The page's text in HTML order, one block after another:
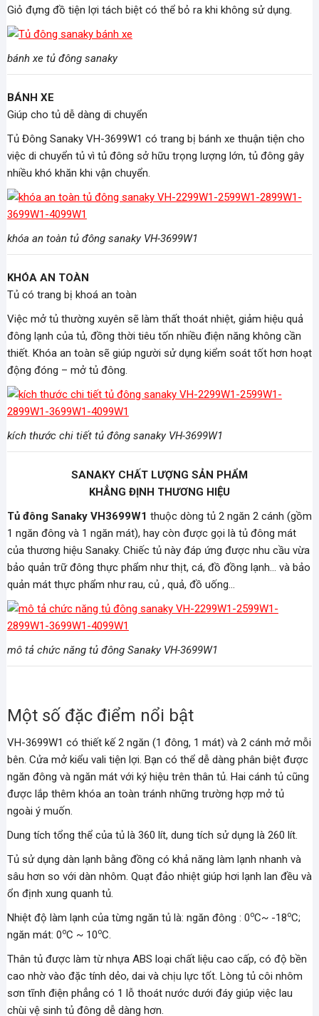
Giỏ đựng đồ tiện lợi tách biệt có thể bỏ ra khi không sử dụng.
bánh xe tủ đông sanaky
BÁNH XE
Giúp cho tủ dễ dàng di chuyển
Tủ Đông Sanaky VH-3699W1 có trang bị bánh xe thuận tiện cho
việc di chuyển tủ vì tủ đông sở hữu trọng lượng lớn, tủ đông gây
nhiều khó khăn khi vận chuyển.
khóa an toàn tủ đông sanaky VH-3699W1
KHÓA AN TOÀN
Tủ có trang bị khoá an toàn
Việc mở tủ thường xuyên sẽ làm thất thoát nhiệt, giảm hiệu quả
đông lạnh của tủ, đồng thời tiêu tốn nhiều điện năng không cần
thiết. Khóa an toàn sẽ giúp người sử dụng kiểm soát tốt hơn hoạt
động đóng – mở tủ đông.
kích thước chi tiết tủ đông sanaky VH-3699W1
SANAKY CHẤT LƯỢNG SẢN PHẨM
KHẲNG ĐỊNH THƯƠNG HIỆU
Tủ đông Sanaky VH3699W1 thuộc dòng tủ 2 ngăn 2 cánh (gồm
1 ngăn đông và 1 ngăn mát), hay còn được gọi là tủ đông mát
của thương hiệu Sanaky. Chiếc tủ này đáp ứng được nhu cầu vừa
bảo quản trữ đông thực phẩm như thịt, cá, đồ đồng lạnh… và bảo
quản mát thực phẩm như rau, củ , quả, đồ uống…
mô tả chức năng tủ đông Sanaky VH-3699W1
Một số đặc điểm nổi bật
VH-3699W1 có thiết kế 2 ngăn (1 đông, 1 mát) và 2 cánh mở mỗi
bên. Cửa mở kiểu vali tiện lợi. Bạn có thể dễ dàng phân biệt được
ngăn đông và ngăn mát với ký hiệu trên thân tủ. Hai cánh tủ cũng
được lắp thêm khóa an toàn tránh những trường hợp mở tủ
ngoài ý muốn.
Dung tích tổng thể của tủ là 360 lít, dung tích sử dụng là 260 lít.
Tủ sử dụng dàn lạnh bằng đồng có khả năng làm lạnh nhanh và
sâu hơn so với dàn nhôm. Quạt đảo nhiệt giúp hơi lạnh lan đều và
ổn định xung quanh tủ.
Nhiệt độ làm lạnh của từng ngăn tủ là: ngăn đông : 0oC~ -18oC;
ngăn mát: 0oC ~ 10oC.
Thân tủ được làm từ nhựa ABS loại chất liệu cao cấp, có độ bền
cao nhờ vào đặc tính dẻo, dai và chịu lực tốt. Lòng tủ côi nhôm
sơn tĩnh điện phẳng có 1 lỗ thoát nước dưới đáy giúp việc lau
chùi vệ sinh tủ đông dễ dàng hơn.